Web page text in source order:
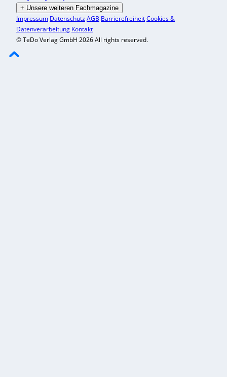
+ Unsere weiteren Fachmagazine
Impressum DatenschutzAGB BarrierefreiheitCookies &
Datenverarbeitung Kontakt
© TeDo Verlag GmbH 2026 All rights reserved.